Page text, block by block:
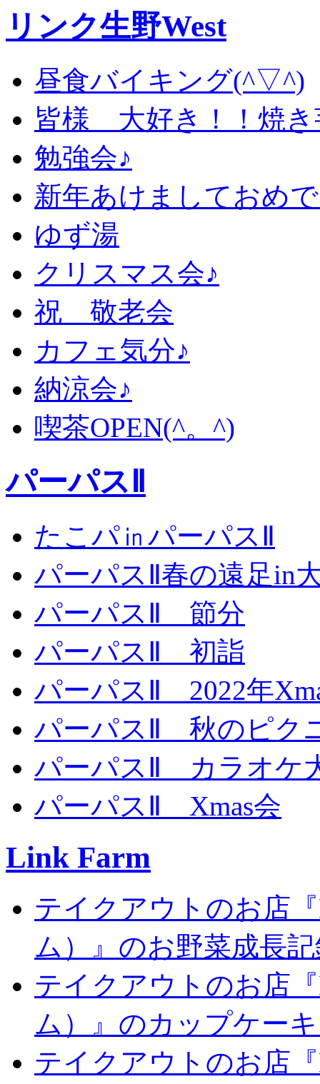
リンク生野West
昼食バイキング(^▽^)
皆様 大好き！！焼き
勉強会♪
新年あけましておめ
ゆず湯
クリスマス会♪
祝 敬老会
カフェ気分♪
納涼会♪
喫茶OPEN(^。^)
パーパスⅡ
たこパ㏌パーパスⅡ
パーパスⅡ春の遠足in
パーパスⅡ 節分
パーパスⅡ 初詣
パーパスⅡ 2022年
パーパスⅡ 秋のピク
パーパスⅡ カラオケ
パーパスⅡ Xmas会
Link Farm
テイクアウトのお店
ム）』のお野菜成長
テイクアウトのお店
ム）』のカップケー
テイクアウトのお店